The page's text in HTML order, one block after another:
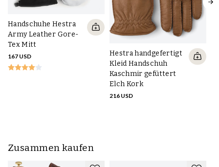
Handschuhe Hestra
Army Leather Gore-
Tex Mitt
167 USD
Hestra handgefertigt
Kleid Handschuh
Kaschmir gefüttert
Elch Kork
216 USD
Zusammen kaufen